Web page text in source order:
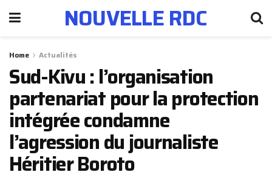
NOUVELLE RDC
Home Actualités
Sud-Kivu : l’organisation
partenariat pour la protection
intégrée condamne
l’agression du journaliste
Héritier Boroto